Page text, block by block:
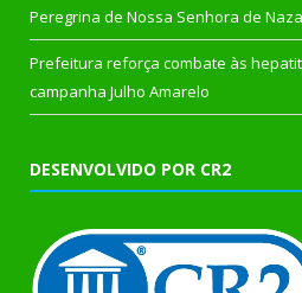
Peregrina de Nossa Senhora de
Prefeitura reforça combate às
campanha Julho Amarelo
DESENVOLVIDO POR CR2